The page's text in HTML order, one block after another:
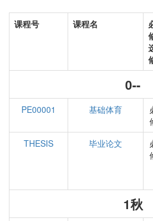
课程号 课程名
0--
PE00001 基础体育
THESIS
毕业论文
1秋